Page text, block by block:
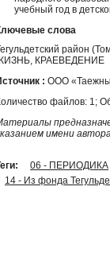
учебный год в
слова
район
КРАЕВЕДЕНИЕ
: ООО
файлов: 1;
имени
06 - ПЕРИОДИКА
14 - Из фонда